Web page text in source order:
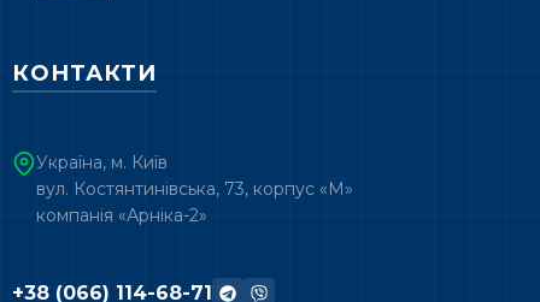
КОНТАКТИ
Україна, м. Київ
вул. Костянтинівська, 73, корпус «М»
компанія «Арніка-2»
+38 (066) 114-68-71